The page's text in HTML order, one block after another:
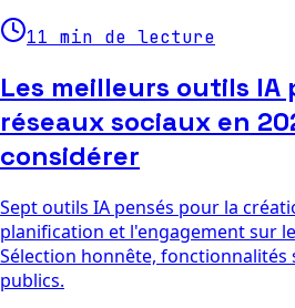
11 min de lecture
Les meilleurs outils IA
réseaux sociaux en
considérer
Sept outils IA pensés pour la
planification et l'engagement sur
Sélection honnête, fonctionnalités
publics.